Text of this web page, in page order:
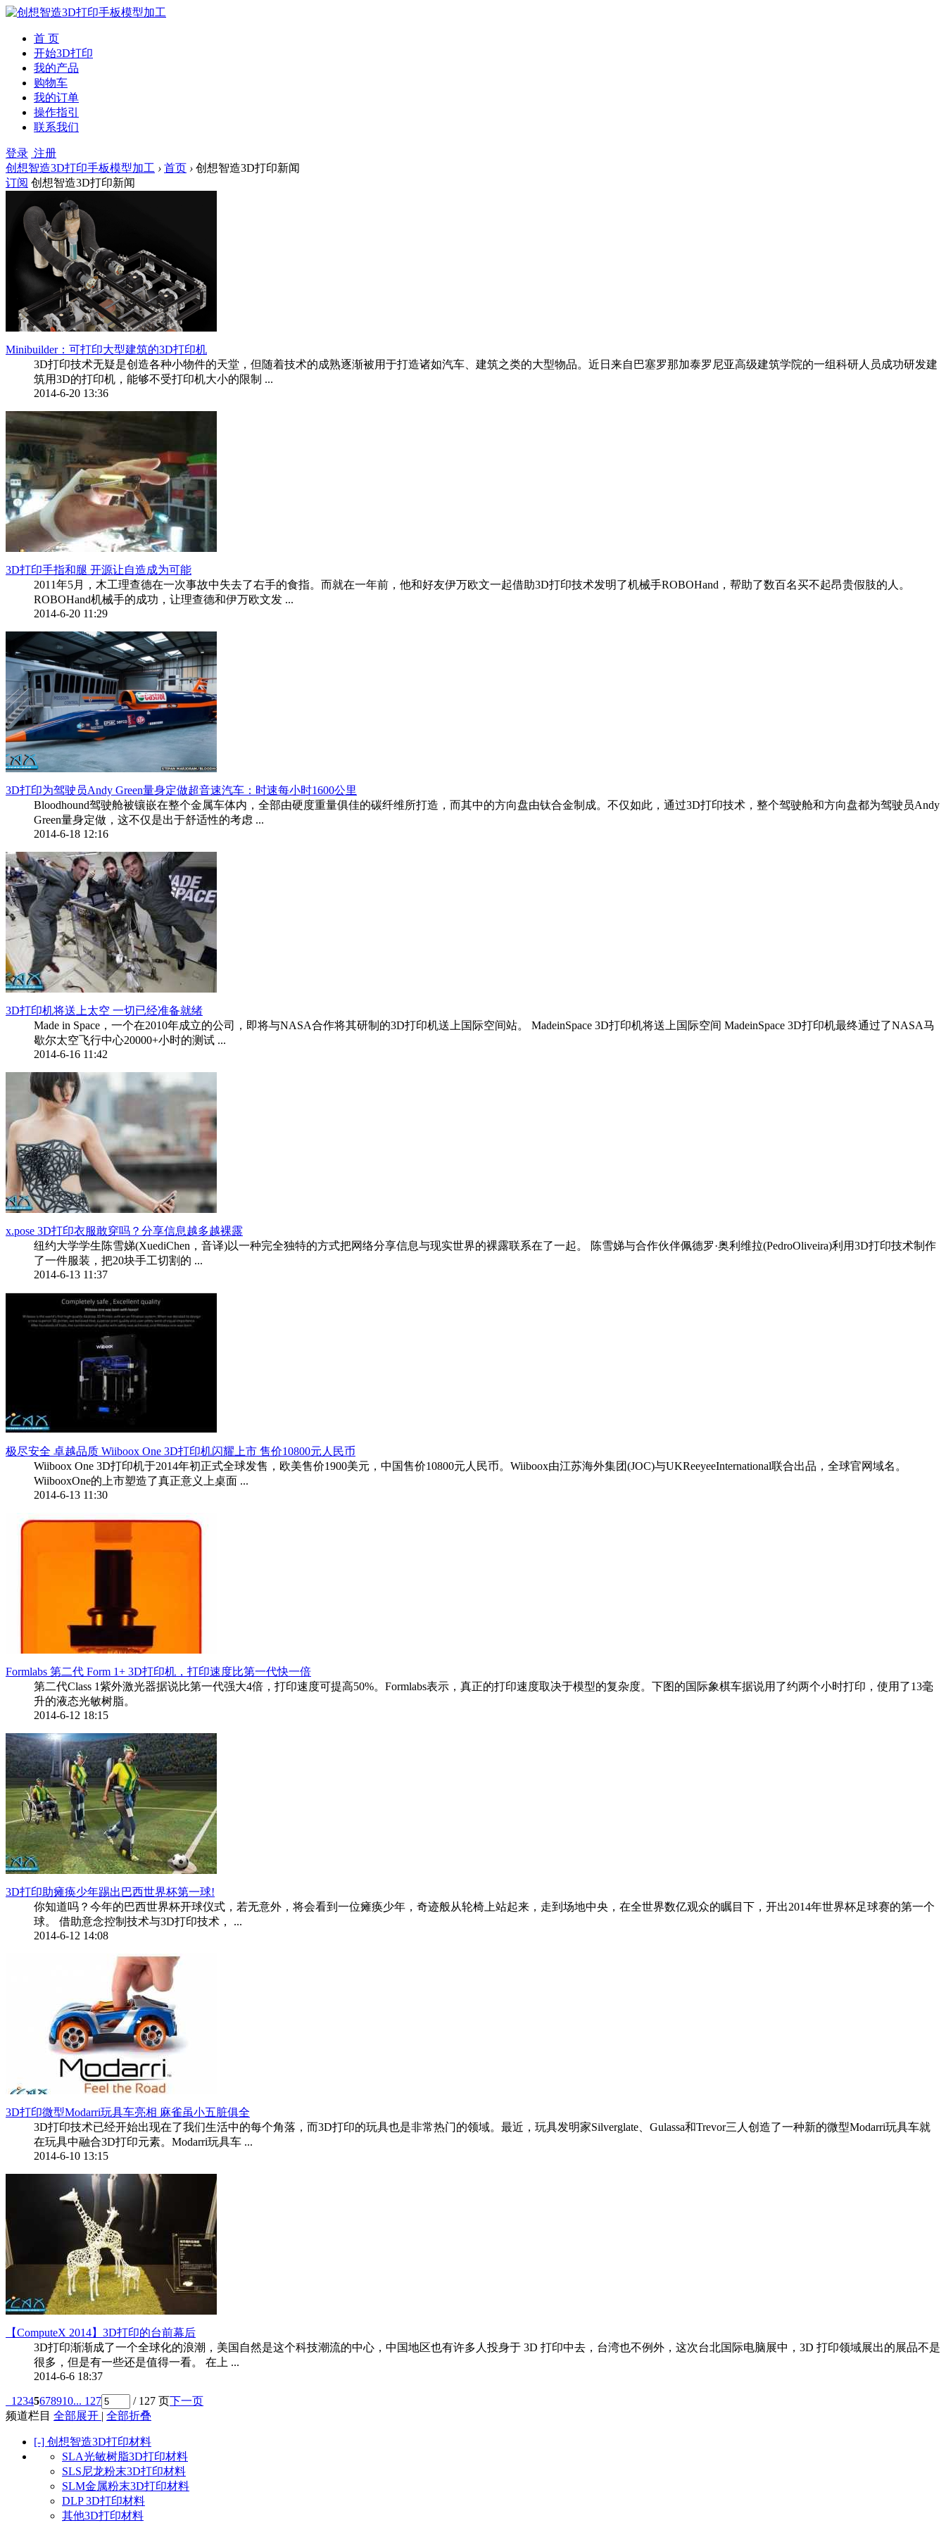
首 页
开始3D打印
我的产品
购物车
我的订单
操作指引
联系我们
登录 注册
创想智造3D打印手板模型加工 › 首页 › 创想智造3D打印新闻
订阅 创想智造3D打印新闻
Minibuilder：可打印大型建筑的3D打印机
3D打印技术无疑是创造各种小物件的天堂，但随着技术的成熟逐渐被用于打造诸如汽车、建筑之类的大型物品。近日来自巴塞罗那加泰罗尼亚高级建筑学院的一组科研人员成功研发建
筑用3D的打印机，能够不受打印机大小的限制 ...
2014-6-20 13:36
3D打印手指和腿 开源让自造成为可能
2011年5月，木工理查德在一次事故中失去了右手的食指。而就在一年前，他和好友伊万欧文一起借助3D打印技术发明了机械手ROBOHand，帮助了数百名买不起昂贵假肢的人。
ROBOHand机械手的成功，让理查德和伊万欧文发 ...
2014-6-20 11:29
3D打印为驾驶员Andy Green量身定做超音速汽车：时速每小时1600公里
Bloodhound驾驶舱被镶嵌在整个金属车体内，全部由硬度重量俱佳的碳纤维所打造，而其中的方向盘由钛合金制成。不仅如此，通过3D打印技术，整个驾驶舱和方向盘都为驾驶员Andy
Green量身定做，这不仅是出于舒适性的考虑 ...
2014-6-18 12:16
3D打印机将送上太空 一切已经准备就绪
Made in Space，一个在2010年成立的公司，即将与NASA合作将其研制的3D打印机送上国际空间站。 MadeinSpace 3D打印机将送上国际空间 MadeinSpace 3D打印机最终通过了NASA马
歇尔太空飞行中心20000+小时的测试 ...
2014-6-16 11:42
x.pose 3D打印衣服敢穿吗？分享信息越多越裸露
纽约大学学生陈雪娣(XuediChen，音译)以一种完全独特的方式把网络分享信息与现实世界的裸露联系在了一起。 陈雪娣与合作伙伴佩德罗·奥利维拉(PedroOliveira)利用3D打印技术制作
了一件服装，把20块手工切割的 ...
2014-6-13 11:37
极尽安全 卓越品质 Wiiboox One 3D打印机闪耀上市 售价10800元人民币
Wiiboox One 3D打印机于2014年初正式全球发售，欧美售价1900美元，中国售价10800元人民币。Wiiboox由江苏海外集团(JOC)与UKReeyeeInternational联合出品，全球官网域名。
WiibooxOne的上市塑造了真正意义上桌面 ...
2014-6-13 11:30
Formlabs 第二代 Form 1+ 3D打印机，打印速度比第一代快一倍
第二代Class 1紫外激光器据说比第一代强大4倍，打印速度可提高50%。Formlabs表示，真正的打印速度取决于模型的复杂度。下图的国际象棋车据说用了约两个小时打印，使用了13毫
升的液态光敏树脂。
2014-6-12 18:15
3D打印助瘫痪少年踢出巴西世界杯第一球!
你知道吗？今年的巴西世界杯开球仪式，若无意外，将会看到一位瘫痪少年，奇迹般从轮椅上站起来，走到场地中央，在全世界数亿观众的瞩目下，开出2014年世界杯足球赛的第一个
球。 借助意念控制技术与3D打印技术， ...
2014-6-12 14:08
3D打印微型Modarri玩具车亮相 麻雀虽小五脏俱全
3D打印技术已经开始出现在了我们生活中的每个角落，而3D打印的玩具也是非常热门的领域。最近，玩具发明家Silverglate、Gulassa和Trevor三人创造了一种新的微型Modarri玩具车就
在玩具中融合3D打印元素。Modarri玩具车 ...
2014-6-10 13:15
【ComputeX 2014】3D打印的台前幕后
3D打印渐渐成了一个全球化的浪潮，美国自然是这个科技潮流的中心，中国地区也有许多人投身于 3D 打印中去，台湾也不例外，这次台北国际电脑展中，3D 打印领域展出的展品不是
很多，但是有一些还是值得一看。 在上 ...
2014-6-6 18:37
1 2345678910... 127 / 127 页下一页
频道栏目 全部展开 | 全部折叠
[-] 创想智造3D打印材料
SLA光敏树脂3D打印材料
SLS尼龙粉末3D打印材料
SLM金属粉末3D打印材料
DLP 3D打印材料
其他3D打印材料